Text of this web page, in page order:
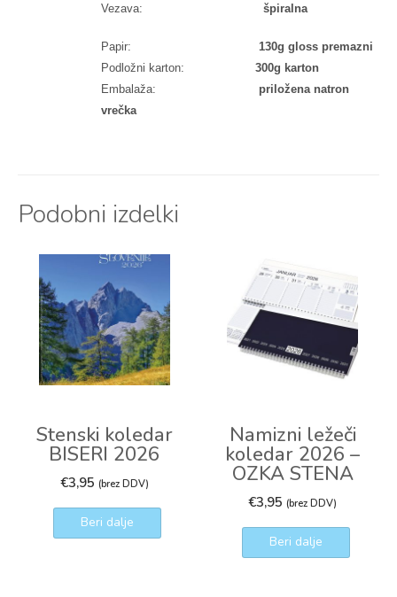
Vezava: špiralna
Papir: 130g gloss premazni
Podložni karton: 300g karton
Embalaža:
priložena natron
vrečka
Podobni izdelki
Stenski koledar
BISERI 2026
€3,95 (brez DDV)
Beri dalje
Namizni ležeči
koledar 2026 –
OZKA STENA
€3,95 (brez DDV)
Beri dalje